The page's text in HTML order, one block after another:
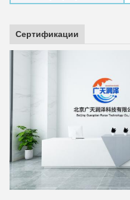
Сертификации